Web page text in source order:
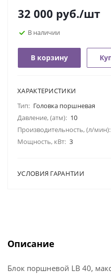
32 000 руб./шт
В наличии
В корзину
ХАРАКТЕРИСТИКИ
Тип: Головка поршневая
Давление, (атм): 10
Производительность, (л/мин):
Мощность, кВт: 3
УСЛОВИЯ ГАРАНТИИ
Описание
Блок поршневой LB 40,